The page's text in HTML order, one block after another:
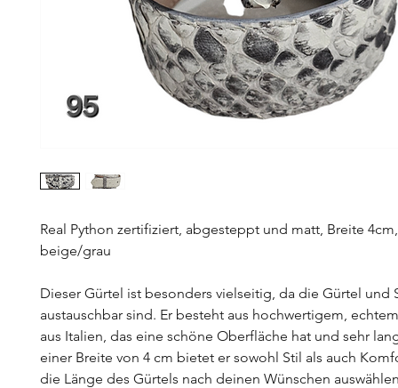
Real Python zertifiziert, abgesteppt und matt, Breite
beige/grau
Dieser Gürtel ist besonders vielseitig, da die Gürtel und
austauschbar sind. Er besteht aus hochwertigem,
aus Italien, das eine schöne Oberfläche hat und sehr
einer Breite von 4 cm bietet er sowohl Stil als auch
die Länge des Gürtels nach deinen Wünschen